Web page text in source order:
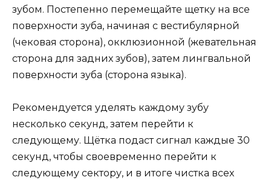
зубом. Постепенно перемещайте щетку на все
поверхности зуба, начиная с вестибулярной
(чековая сторона), окклюзионной (жевательная
сторона для задних зубов), затем лингвальной
поверхности зуба (сторона языка).
Рекомендуется уделять каждому зубу
несколько секунд, затем перейти к
следующему. Щётка подаст сигнал каждые 30
секунд, чтобы своевременно перейти к
следующему сектору, и в итоге чистка всех